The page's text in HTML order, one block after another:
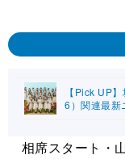
【Pick UP
6）関連最新
相席スタート・